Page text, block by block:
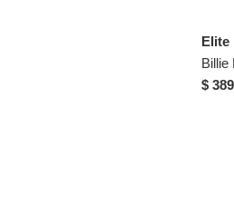
Elite
Billie
$